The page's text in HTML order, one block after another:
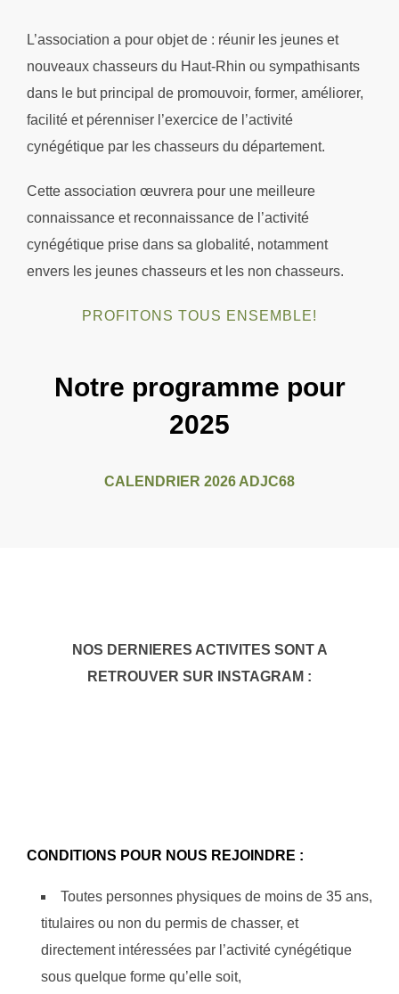
L’association a pour objet de : réunir les jeunes et
nouveaux chasseurs du Haut-Rhin ou sympathisants
dans le but principal de promouvoir, former, améliorer,
facilité et pérenniser l’exercice de l’activité
cynégétique par les chasseurs du département.
Cette association œuvrera pour une meilleure
connaissance et reconnaissance de l’activité
cynégétique prise dans sa globalité, notamment
envers les jeunes chasseurs et les non chasseurs.
PROFITONS TOUS ENSEMBLE!
Notre programme pour
2025
CALENDRIER 2026 ADJC68
NOS DERNIERES ACTIVITES SONT A
RETROUVER SUR INSTAGRAM :
CONDITIONS POUR NOUS REJOINDRE :
Toutes personnes physiques de moins de 35 ans,
titulaires ou non du permis de chasser, et
directement intéressées par l’activité cynégétique
sous quelque forme qu’elle soit,